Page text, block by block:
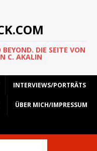
DIE SEITE VON
C. AKALIN
INTERVIEWS/PORTRÄTS
ÜBER MICH/IMPRESSUM